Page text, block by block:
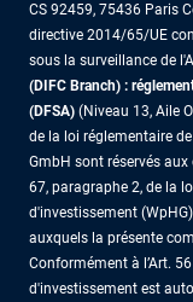
CS 92459, 75436 Paris
directive 2014/65/UE
sous la surveillance de
(DIFC Branch) :
(DFSA) (Niveau 13, Aile
de la loi réglementaire
GmbH sont réservés
67, paragraphe 2, de la
d'investissement
auxquels la présente
Conformément à l’Art.
d'investissement est